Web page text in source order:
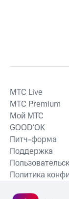
MTС Live
MTС Premium
Мой МТС
GOOD’OK
Питч-форма
Поддержка
Политика